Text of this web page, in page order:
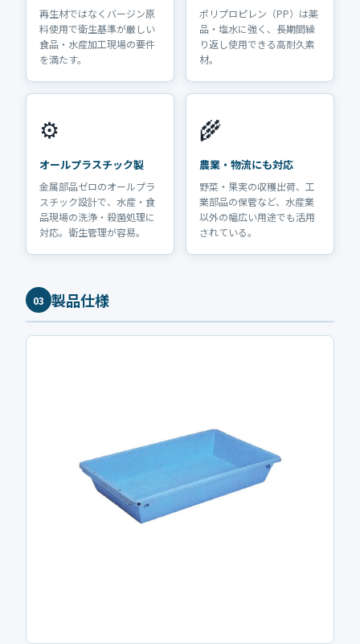
再生材ではなくバージン原
料使用で衛生基準が厳しい
食品・水産加工現場の要件
を満たす。
ポリプロピレン（PP）は薬
品・塩水に強く、長期間繰
り返し使用できる高耐久素
材。
⚙️
オールプラスチック製
金属部品ゼロのオールプラ
スチック設計で、水産・食
品現場の洗浄・殺菌処理に
対応。衛生管理が容易。
🌾
農業・物流にも対応
野菜・果実の収穫出荷、工
業部品の保管など、水産業
以外の幅広い用途でも活用
されている。
03 製品仕様